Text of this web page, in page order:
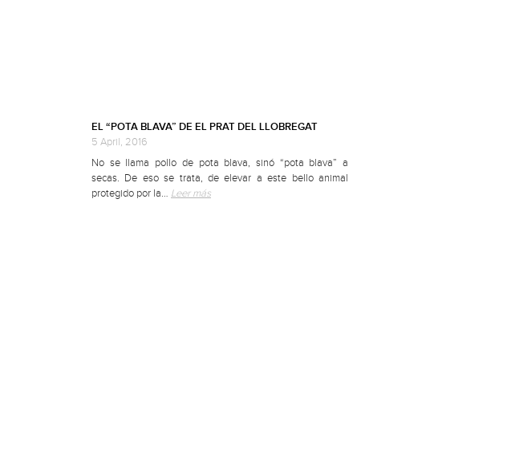
EL “POTA BLAVA” DE EL PRAT DEL LLOBREGAT
5 April, 2016
No se llama pollo de pota blava, sinó “pota blava” a
secas. De eso se trata, de elevar a este bello animal
protegido por la… Leer más